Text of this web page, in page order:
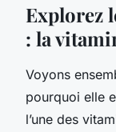
Explorez
: la
Voyons
pourquoi elle
l’une des